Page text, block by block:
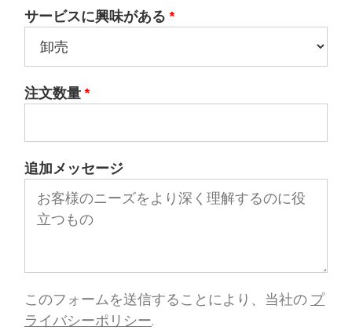
サービスに興味がある*
注文数量*
追加メッセージ
このフォームを送信することにより、当社の プ
ライバシーポリシー.